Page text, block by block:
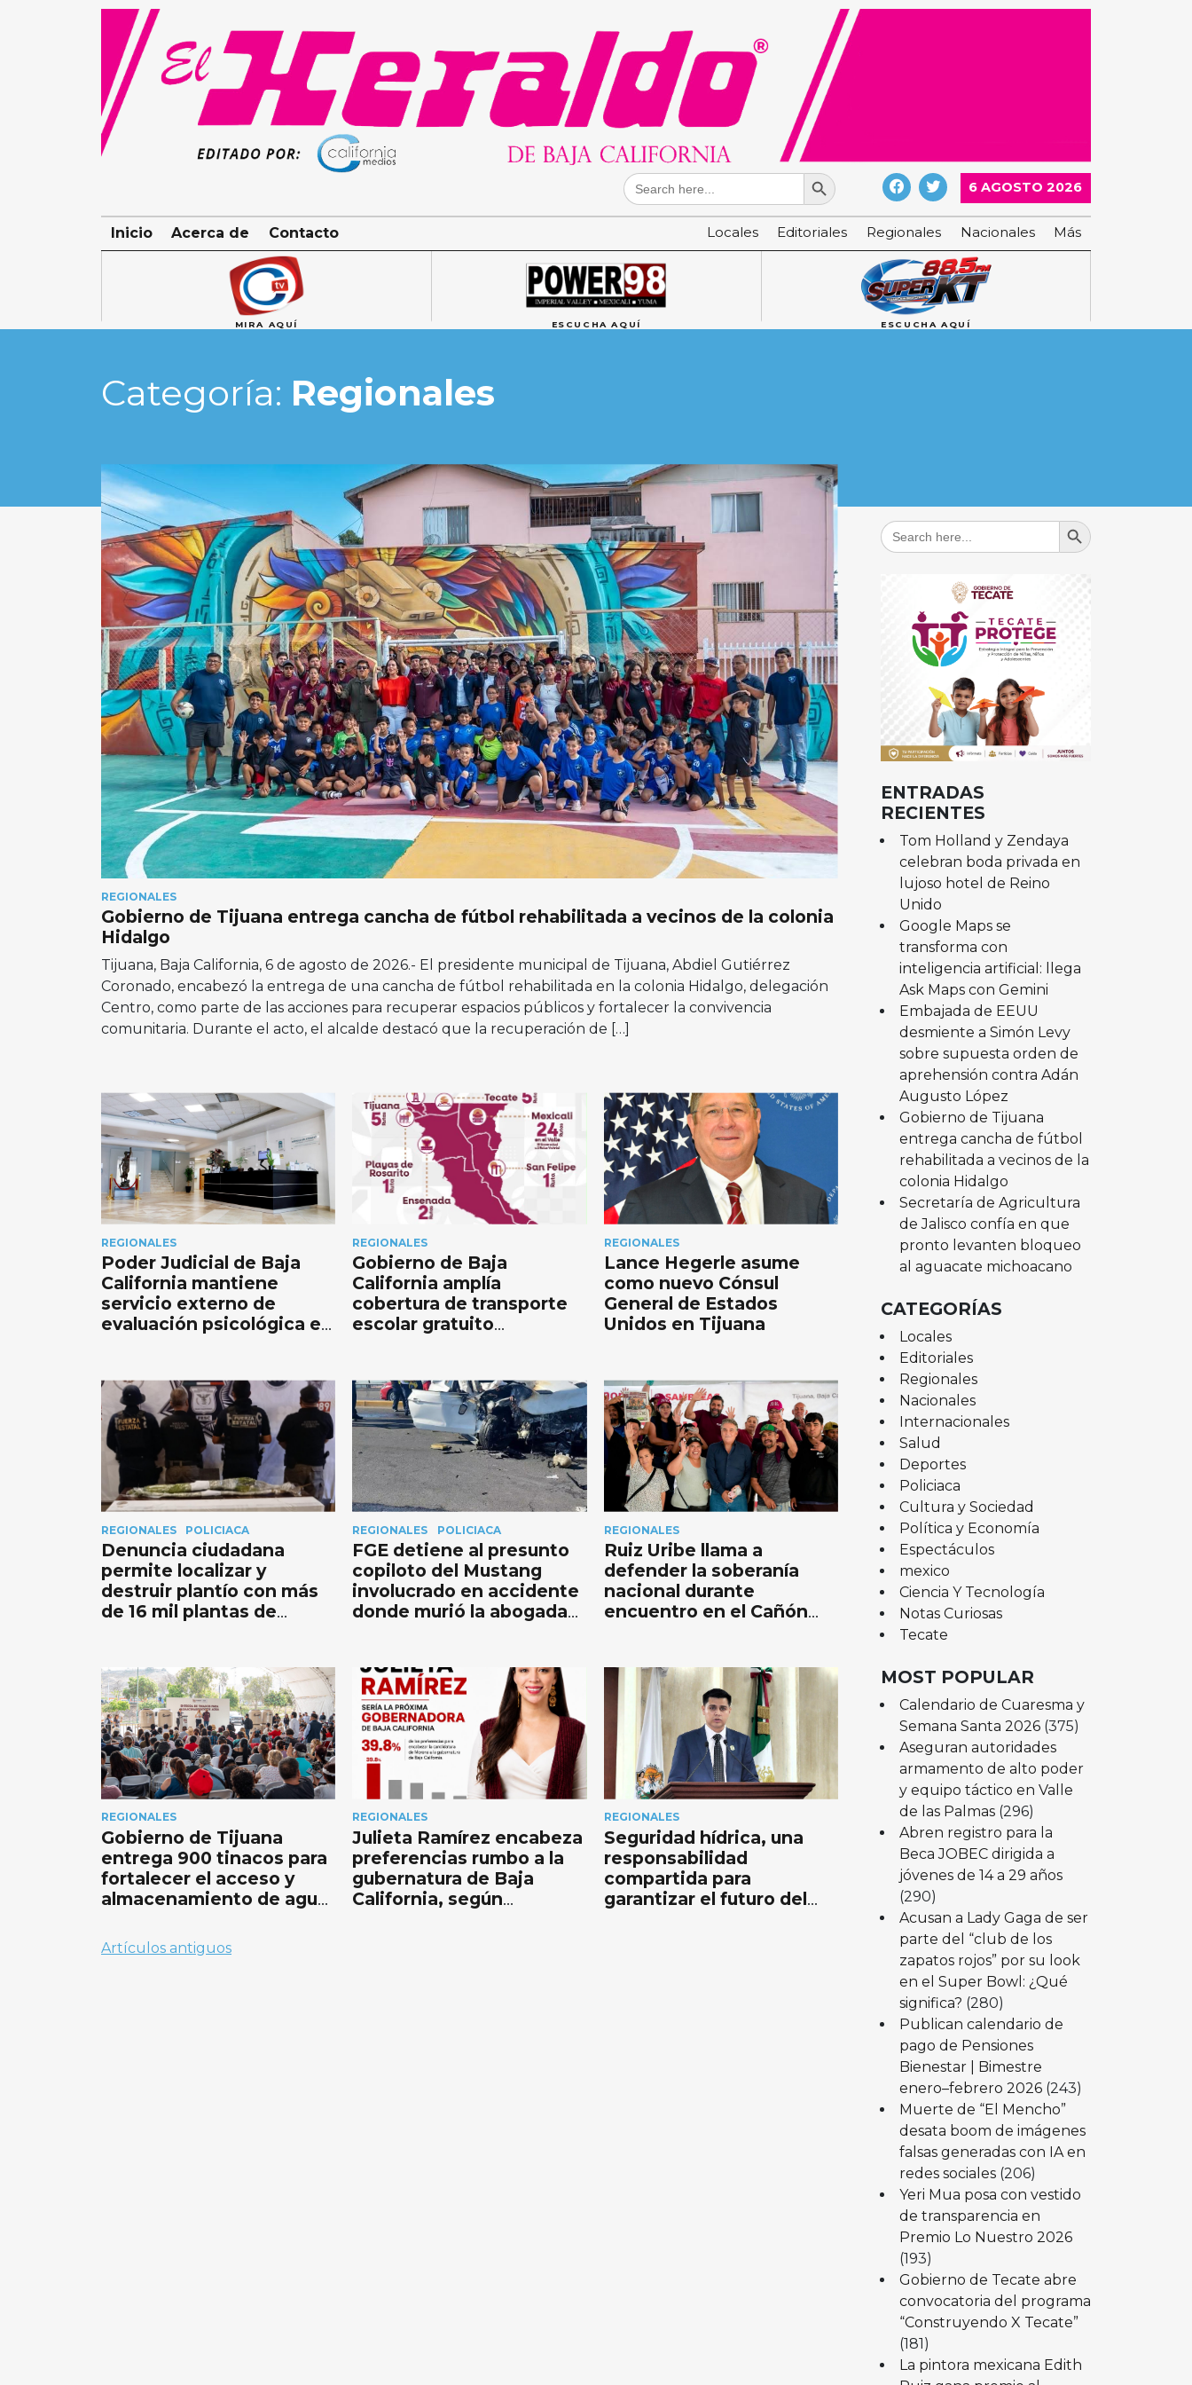
Search
for:
Search Button
6 AGOSTO 2026
Locales Editoriales Regionales Nacionales Más
Inicio Acerca de Contacto
MIRA AQUÍ ESCUCHA AQUÍ ESCUCHA AQUÍ
Categoría: Regionales
REGIONALES
Gobierno de Tijuana entrega cancha de fútbol rehabilitada a vecinos de la colonia
Hidalgo
Tijuana, Baja California, 6 de agosto de 2026.- El presidente municipal de Tijuana, Abdiel Gutiérrez
Coronado, encabezó la entrega de una cancha de fútbol rehabilitada en la colonia Hidalgo, delegación
Centro, como parte de las acciones para recuperar espacios públicos y fortalecer la convivencia
comunitaria. Durante el acto, el alcalde destacó que la recuperación de […]
REGIONALES
Poder Judicial de Baja
California mantiene
servicio externo de
evaluación psicológica en
REGIONALES
Gobierno de Baja
California amplía
cobertura de transporte
escolar gratuito
REGIONALES
Lance Hegerle asume
como nuevo Cónsul
General de Estados
Unidos en Tijuana
REGIONALES POLICIACA
Denuncia ciudadana
permite localizar y
destruir plantío con más
de 16 mil plantas de
REGIONALES POLICIACA
FGE detiene al presunto
copiloto del Mustang
involucrado en accidente
donde murió la abogada
REGIONALES
Ruiz Uribe llama a
defender la soberanía
nacional durante
encuentro en el Cañón
REGIONALES
Gobierno de Tijuana
entrega 900 tinacos para
fortalecer el acceso y
almacenamiento de agua
REGIONALES
Julieta Ramírez encabeza
preferencias rumbo a la
gubernatura de Baja
California, según
REGIONALES
Seguridad hídrica, una
responsabilidad
compartida para
garantizar el futuro del
Navegación
Artículos antiguos
Search
for:
Search Button
ENTRADAS
RECIENTES
Tom Holland y Zendaya
celebran boda privada en
lujoso hotel de Reino
Unido
Google Maps se
transforma con
inteligencia artificial: llega
Ask Maps con Gemini
Embajada de EEUU
desmiente a Simón Levy
sobre supuesta orden de
aprehensión contra Adán
Augusto López
Gobierno de Tijuana
entrega cancha de fútbol
rehabilitada a vecinos de la
colonia Hidalgo
Secretaría de Agricultura
de Jalisco confía en que
pronto levanten bloqueo
al aguacate michoacano
CATEGORÍAS
Locales
Editoriales
Regionales
Nacionales
Internacionales
Salud
Deportes
Policiaca
Cultura y Sociedad
Política y Economía
Espectáculos
mexico
Ciencia Y Tecnología
Notas Curiosas
Tecate
MOST POPULAR
Calendario de Cuaresma y
Semana Santa 2026 (375)
Aseguran autoridades
armamento de alto poder
y equipo táctico en Valle
de las Palmas (296)
Abren registro para la
Beca JOBEC dirigida a
jóvenes de 14 a 29 años
(290)
Acusan a Lady Gaga de ser
parte del “club de los
zapatos rojos” por su look
en el Super Bowl: ¿Qué
significa? (280)
Publican calendario de
pago de Pensiones
Bienestar | Bimestre
enero–febrero 2026 (243)
Muerte de “El Mencho”
desata boom de imágenes
falsas generadas con IA en
redes sociales (206)
Yeri Mua posa con vestido
de transparencia en
Premio Lo Nuestro 2026
(193)
Gobierno de Tecate abre
convocatoria del programa
“Construyendo X Tecate”
(181)
La pintora mexicana Edith